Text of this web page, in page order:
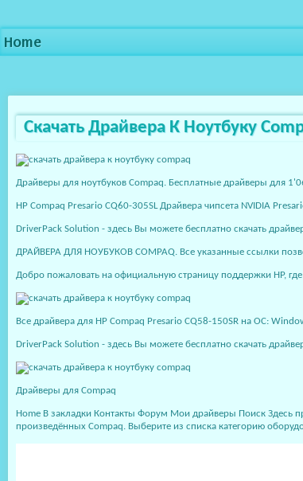
Home
Скачать Драйвера К Ноутбуку
Драйверы для ноутбуков Compaq. Бесплатные драйверы для
HP Compaq Presario CQ60-305SL Драйвера чипсета NVIDIA
DriverPack Solution - здесь Вы можете бесплатно скачать
ДРАЙВЕРА ДЛЯ НОУБУКОВ COMPAQ. Все указанные ссылки
Добро пожаловать на официальную страницу поддержки HP,
Все драйвера для HP Compaq Presario CQ58-150SR на ОС:
DriverPack Solution - здесь Вы можете бесплатно скачать
Драйверы для Compaq
Home В закладки Контакты Форум Мои драйверы Поиск Здесь
произведённых Compaq. Выберите из списка категорию